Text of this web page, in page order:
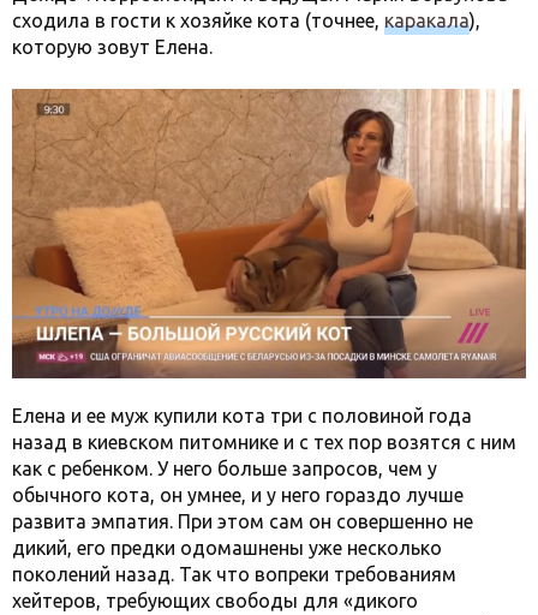
сходила в гости к хозяйке кота (точнее, каракала),
которую зовут Елена.
Елена и ее муж купили кота три с половиной года
назад в киевском питомнике и с тех пор возятся с ним
как с ребенком. У него больше запросов, чем у
обычного кота, он умнее, и у него гораздо лучше
развита эмпатия. При этом сам он совершенно не
дикий, его предки одомашнены уже несколько
поколений назад. Так что вопреки требованиям
хейтеров, требующих свободы для «дикого